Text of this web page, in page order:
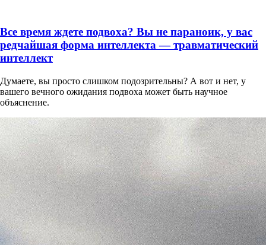
Все время ждете подвоха? Вы не параноик, у вас
редчайшая форма интеллекта — травматический
интеллект
Думаете, вы просто слишком подозрительны? А вот и нет, у
вашего вечного ожидания подвоха может быть научное
объяснение.